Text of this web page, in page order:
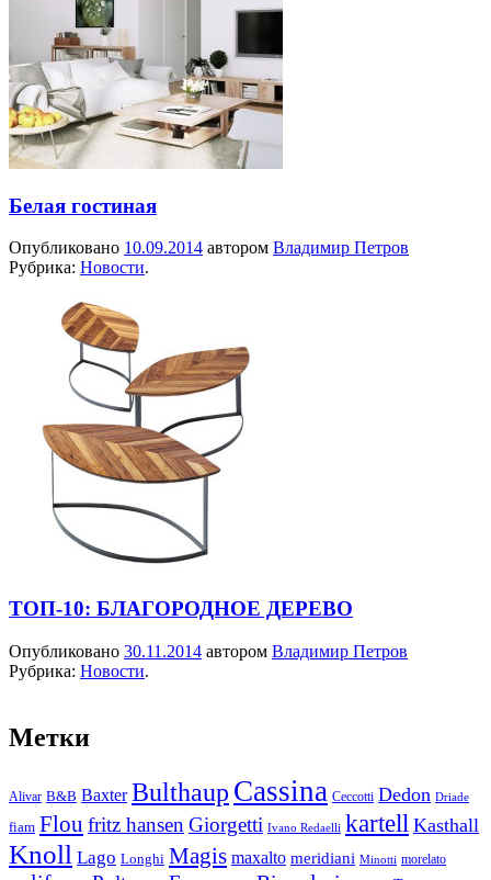
Белая гостиная
Опубликовано 10.09.2014 автором Владимир Петров
Рубрика: Новости.
ТОП-10: БЛАГОРОДНОЕ ДЕРЕВО
Опубликовано 30.11.2014 автором Владимир Петров
Рубрика: Новости.
Метки
Alivar B&B Baxter Bulthaup Cassina Ceccotti Dedon Driade
fiam Flou fritz hansen Giorgetti Ivano Redaelli kartell Kasthall
Knoll Lago Longhi Magis maxalto meridiani Minotti morelato